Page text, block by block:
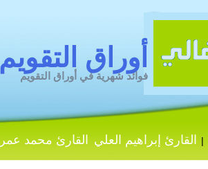
أوراق التقويم
فوائد شهرية في أوراق التقويم
| القارئ إبراهيم العلي القارئ محمد عمر